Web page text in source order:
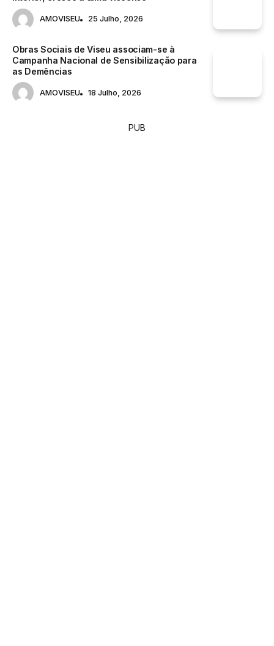
AMOVISEU 25 Julho, 2026
Obras Sociais de Viseu associam-se à
Campanha Nacional de Sensibilização para
as Demências
AMOVISEU 18 Julho, 2026
PUB